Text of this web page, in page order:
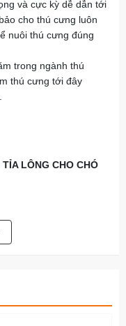
và cực kỳ dễ dẫn tới
cho thú cưng luôn
nuôi thú cưng đúng
trong ngành thú
thú cưng tới đây
LÔNG CHO CHÓ